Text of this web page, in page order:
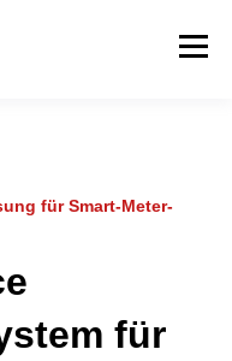
für Smart-Meter-
für